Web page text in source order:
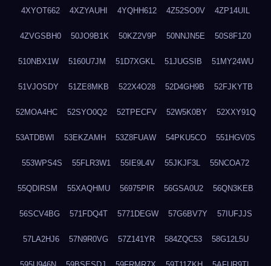
4XYOT662 4XZYAUHI 4YQHH612 4Z52SO0V 4ZP14UIL
4ZVGSBH0 50JO9B1K 50KZ2V9P 50NNJN5E 50S8F1Z0
510NBX1W 5160U7JM 51D7XGKL 51JUGSIB 51MY24WU
51VJOSDY 51ZE8MKB 522X4O28 52D4GH9B 52FJKYTB
52MOA4HC 52SYO0Q2 52TPECFV 52W5K0BY 52XXY91Q
53ATDBWI 53EKZAMH 53Z8FUAW 54PKU5CO 551HGV0S
553WPS4S 55FLR3W1 55IE9L4V 55JKJF3L 55NCOA72
55QDIRSM 55XAQHMU 56975PIR 56GSA0U2 56QN3KEB
56SCV4BG 571FDQ4T 5771DEGW 57G6BV7Y 57IUFJJS
57LA2HJ6 57N9R0VG 57Z141YR 584ZQC53 58G12L5U